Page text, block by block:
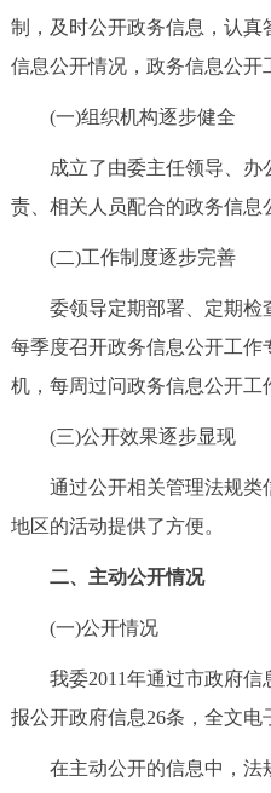
决策公开 专
政务服务
个人服务 法
便民服务
中介服务 阳
政民互动
12345网上接诉即办
参与调查
走进北京
北京概况
绿色北京 图
多语种
制，及时公开政务信息，认
信息公开情况，政务信息公开
(一)组织机构逐步健全
成立了由委主任领导、办
责、相关人员配合的政务信息
(二)工作制度逐步完善
委领导定期部署、定期检
每季度召开政务信息公开工
机，每周过问政务信息公开工
(三)公开效果逐步显现
通过公开相关管理法规类
地区的活动提供了方便。
二、主动公开情况
(一)公开情况
我委2011年通过市政府信
报公开政府信息26条，全文电
在主动公开的信息中，法